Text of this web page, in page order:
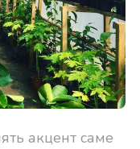
акцент саме